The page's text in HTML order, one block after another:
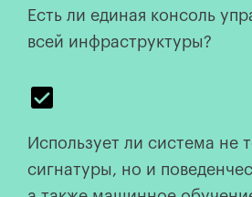
Есть ли единая консоль
всей инфраструктуры?
Использует ли система не
сигнатуры, но и